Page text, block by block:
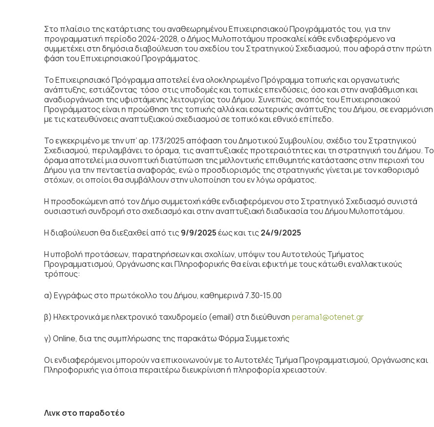
Στο πλαίσιο της κατάρτισης του αναθεωρημένου Επιχειρησιακού Προγράμματός του, για την
προγραμματική περίοδο 2024-2028, ο Δήμος Μυλοποτάμου προσκαλεί κάθε ενδιαφερόμενο να
συμμετέχει στη δημόσια διαβούλευση του σχεδίου του Στρατηγικού Σχεδιασμού, που αφορά στην πρώτη
φάση του Επιχειρησιακού Προγράμματος.
Το Επιχειρησιακό Πρόγραμμα αποτελεί ένα ολοκληρωμένο Πρόγραμμα τοπικής και οργανωτικής
ανάπτυξης, εστιάζοντας τόσο στις υποδομές και τοπικές επενδύσεις, όσο και στην αναβάθμιση και
αναδιοργάνωση της υφιστάμενης λειτουργίας του Δήμου. Συνεπώς, σκοπός του Επιχειρησιακού
Προγράμματος είναι η προώθηση της τοπικής αλλά και εσωτερικής ανάπτυξης του Δήμου, σε εναρμόνιση
με τις κατευθύνσεις αναπτυξιακού σχεδιασμού σε τοπικό και εθνικό επίπεδο.
Το εγκεκριμένο με την υπ’ αρ. 173/2025 απόφαση του Δημοτικού Συμβουλίου, σχέδιο του Στρατηγικού
Σχεδιασμού, περιλαμβάνει το όραμα, τις αναπτυξιακές προτεραιότητες και τη στρατηγική του Δήμου. Το
όραμα αποτελεί μια συνοπτική διατύπωση της μελλοντικής επιθυμητής κατάστασης στην περιοχή του
Δήμου για την πενταετία αναφοράς, ενώ ο προσδιορισμός της στρατηγικής γίνεται με τον καθορισμό
στόχων, οι οποίοι θα συμβάλλουν στην υλοποίηση του εν λόγω οράματος.
Η προσδοκώμενη από τον Δήμο συμμετοχή κάθε ενδιαφερόμενου στο Στρατηγικό Σχεδιασμό συνιστά
ουσιαστική συνδρομή στο σχεδιασμό και στην αναπτυξιακή διαδικασία του Δήμου Μυλοποτάμου.
Η διαβούλευση θα διεξαχθεί από τις 9/9/2025έως και τις 24/9/2025
Η υποβολή προτάσεων, παρατηρήσεων και σχολίων, υπόψιν του Αυτοτελούς Τμήματος
Προγραμματισμού, Οργάνωσης και Πληροφορικής θα είναι εφικτή με τους κάτωθι εναλλακτικούς
τρόπους:
α) Εγγράφως στο πρωτόκολλο του Δήμου, καθημερινά 7.30-15.00
β) Ηλεκτρονικά με ηλεκτρονικό ταχυδρομείο (email) στη διεύθυνση perama1@otenet.gr
γ) Online, δια της συμπλήρωσης της παρακάτω Φόρμα Συμμετοχής
Οι ενδιαφερόμενοι μπορούν να επικοινωνούν με το Αυτοτελές Τμήμα Προγραμματισμού, Οργάνωσης και
Πληροφορικής για όποια περαιτέρω διευκρίνιση ή πληροφορία χρειαστούν.
Λινκ στο παραδοτέο